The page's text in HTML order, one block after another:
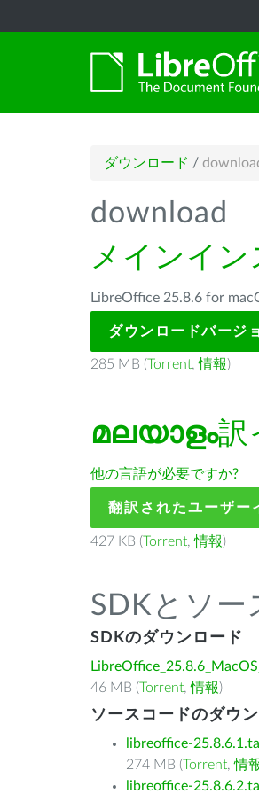
ダウンロード /
download
メインイン
LibreOffice 25.8.6 for
ダウンロードバージ
285 MB (Torrent,情報)
മലയാളം訳
他の言語が必要ですか?
翻訳されたユーザー
427 KB (Torrent,情報)
SDKとソー
SDKのダウンロード
46 MB (Torrent,情報)
ソースコードのダウ
libreoffice-
274 MB (Torrent,情
libreoffice-